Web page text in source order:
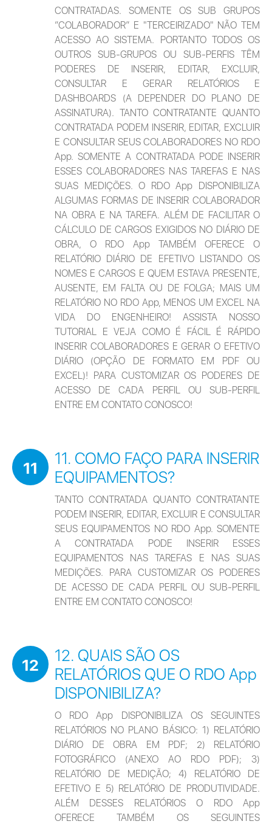
CONTRATADAS. SOMENTE OS SUB GRUPOS
“COLABORADOR” E "TERCEIRIZADO" NÃO TEM
ACESSO AO SISTEMA. PORTANTO TODOS OS
OUTROS SUB-GRUPOS OU SUB-PERFIS TÊM
PODERES DE INSERIR, EDITAR, EXCLUIR,
CONSULTAR E GERAR RELATÓRIOS E
DASHBOARDS (A DEPENDER DO PLANO DE
ASSINATURA). TANTO CONTRATANTE QUANTO
CONTRATADA PODEM INSERIR, EDITAR, EXCLUIR
E CONSULTAR SEUS COLABORADORES NO RDO
App. SOMENTE A CONTRATADA PODE INSERIR
ESSES COLABORADORES NAS TAREFAS E NAS
SUAS MEDIÇÕES. O RDO App DISPONIBILIZA
ALGUMAS FORMAS DE INSERIR COLABORADOR
NA OBRA E NA TAREFA. ALÉM DE FACILITAR O
CÁLCULO DE CARGOS EXIGIDOS NO DIÁRIO DE
OBRA, O RDO App TAMBÉM OFERECE O
RELATÓRIO DIÁRIO DE EFETIVO LISTANDO OS
NOMES E CARGOS E QUEM ESTAVA PRESENTE,
AUSENTE, EM FALTA OU DE FOLGA; MAIS UM
RELATÓRIO NO RDO App, MENOS UM EXCEL NA
VIDA DO ENGENHEIRO! ASSISTA NOSSO
TUTORIAL E VEJA COMO É FÁCIL É RÁPIDO
INSERIR COLABORADORES E GERAR O EFETIVO
DIÁRIO (OPÇÃO DE FORMATO EM PDF OU
EXCEL)! PARA CUSTOMIZAR OS PODERES DE
ACESSO DE CADA PERFIL OU SUB-PERFIL
ENTRE EM CONTATO CONOSCO!
11
11. COMO FAÇO PARA INSERIR
EQUIPAMENTOS?
TANTO CONTRATADA QUANTO CONTRATANTE
PODEM INSERIR, EDITAR, EXCLUIR E CONSULTAR
SEUS EQUIPAMENTOS NO RDO App. SOMENTE
A CONTRATADA PODE INSERIR ESSES
EQUIPAMENTOS NAS TAREFAS E NAS SUAS
MEDIÇÕES. PARA CUSTOMIZAR OS PODERES
DE ACESSO DE CADA PERFIL OU SUB-PERFIL
ENTRE EM CONTATO CONOSCO!
12
12. QUAIS SÃO OS
RELATÓRIOS QUE O RDO App
DISPONIBILIZA?
O RDO App DISPONIBILIZA OS SEGUINTES
RELATÓRIOS NO PLANO BÁSICO: 1) RELATÓRIO
DIÁRIO DE OBRA EM PDF; 2) RELATÓRIO
FOTOGRÁFICO (ANEXO AO RDO PDF); 3)
RELATÓRIO DE MEDIÇÃO; 4) RELATÓRIO DE
EFETIVO E 5) RELATÓRIO DE PRODUTIVIDADE.
ALÉM DESSES RELATÓRIOS O RDO App
OFERECE TAMBÉM OS SEGUINTES